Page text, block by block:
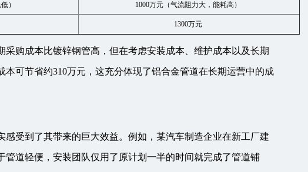
） 1000万元（气流阻力大，能耗高）
1300万元
购成本比镀锌钢管高，但在考虑安装成本、维护成本以及长期
可节省约310万元，这充分体现了铝合金管道在长期运营中的成
受到了其带来的巨大效益。例如，某汽车制造企业在新工厂建
道轻便，安装团队仅用了原计划一半的时间就完成了管道铺